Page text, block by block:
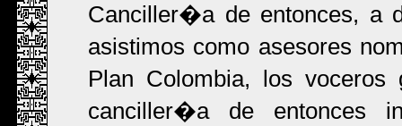
Canciller�a de entonces, a
asistimos como asesores
Plan Colombia, los
canciller�a de entonces